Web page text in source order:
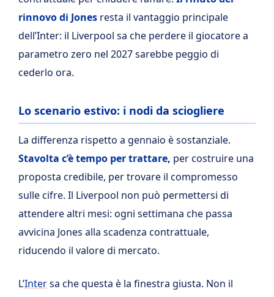
rinnovo di Jones resta il vantaggio principale
dell’Inter: il Liverpool sa che perdere il giocatore a
parametro zero nel 2027 sarebbe peggio di
cederlo ora.
Lo scenario estivo: i nodi da sciogliere
La differenza rispetto a gennaio è sostanziale.
Stavolta c’è tempo per trattare, per costruire una
proposta credibile, per trovare il compromesso
sulle cifre. Il Liverpool non può permettersi di
attendere altri mesi: ogni settimana che passa
avvicina Jones alla scadenza contrattuale,
riducendo il valore di mercato.
L’Intersa che questa è la finestra giusta. Non il